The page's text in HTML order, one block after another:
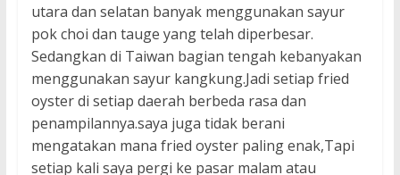
utara dan selatan banyak menggunakan sayur
pok choi dan tauge yang telah diperbesar.
Sedangkan di Taiwan bagian tengah kebanyakan
menggunakan sayur kangkung.Jadi setiap fried
oyster di setiap daerah berbeda rasa dan
penampilannya.saya juga tidak berani
mengatakan mana fried oyster paling enak,Tapi
setiap kali saya pergi ke pasar malam atau